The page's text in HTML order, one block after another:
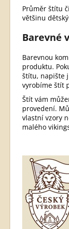
Průměr štítu
většinu
Barevné
Barevnou
produktu.
štítu, napište
vyrobíme štít
Štít vám
provedení.
vlastní vzory
malého